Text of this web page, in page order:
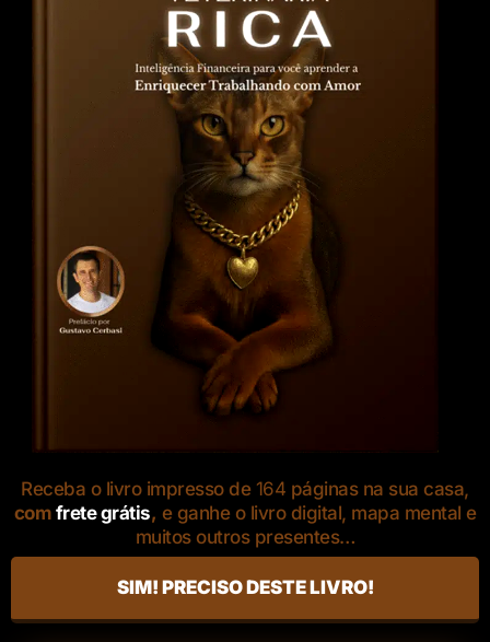
Receba o livro impresso de 164 páginas na sua casa,
com frete grátis, e ganhe o livro digital, mapa mental e
muitos outros presentes…
SIM! PRECISO DESTE LIVRO!